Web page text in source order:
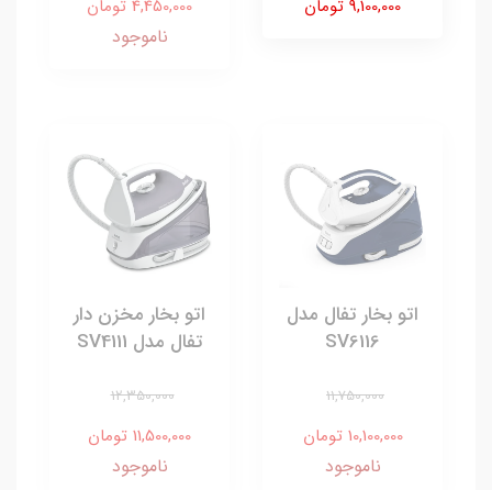
9,100,000 تومان 4,450,000 تومان
ناموجود
اتو بخار تفال مدل
SV6116
11,750,000
10,100,000 تومان
ناموجود
اتو بخار مخزن دار
تفال مدل SV4111
12,350,000
11,500,000 تومان
ناموجود